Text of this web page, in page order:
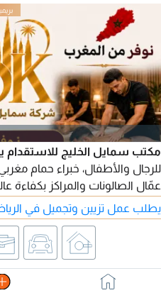
أحمل إقامة سعودية قابلة
كمحاسب أو مراجع أو مساعد مالي
مكتب سمايل الخليج للاستقدام
للرجال والأطفال، خبراء حمام
عمّال الصالونات والمراكز بكفاءة
أرقامنا الهاتفية.
يطلب عمل تزيين وتجميل في